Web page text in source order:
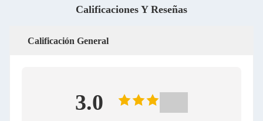
Calificaciones Y Reseñas
Calificación General
3.0